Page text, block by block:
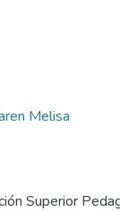
Melisa
Superior